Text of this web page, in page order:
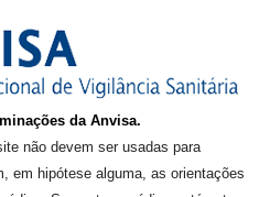
da Anvisa.
não devem ser usadas para
em hipótese alguma, as orientações